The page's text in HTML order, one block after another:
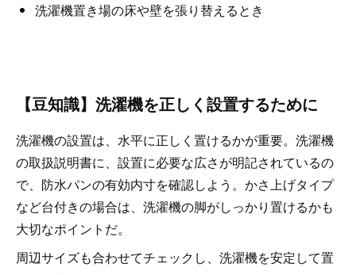
洗濯機置き場の床や壁を張り替えるとき
【豆知識】洗濯機を正しく設置するために
洗濯機の設置は、水平に正しく置けるかが重要。洗濯機
の取扱説明書に、設置に必要な広さが明記されているの
で、防水パンの有効内寸を確認しよう。かさ上げタイプ
など台付きの場合は、洗濯機の脚がしっかり置けるかも
大切なポイントだ。
周辺サイズも合わせてチェックし、洗濯機を安定して置